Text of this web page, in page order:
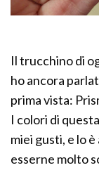
Il trucchino di
ho ancora
prima vista:
I colori di
miei gusti, e lo
esserne molto